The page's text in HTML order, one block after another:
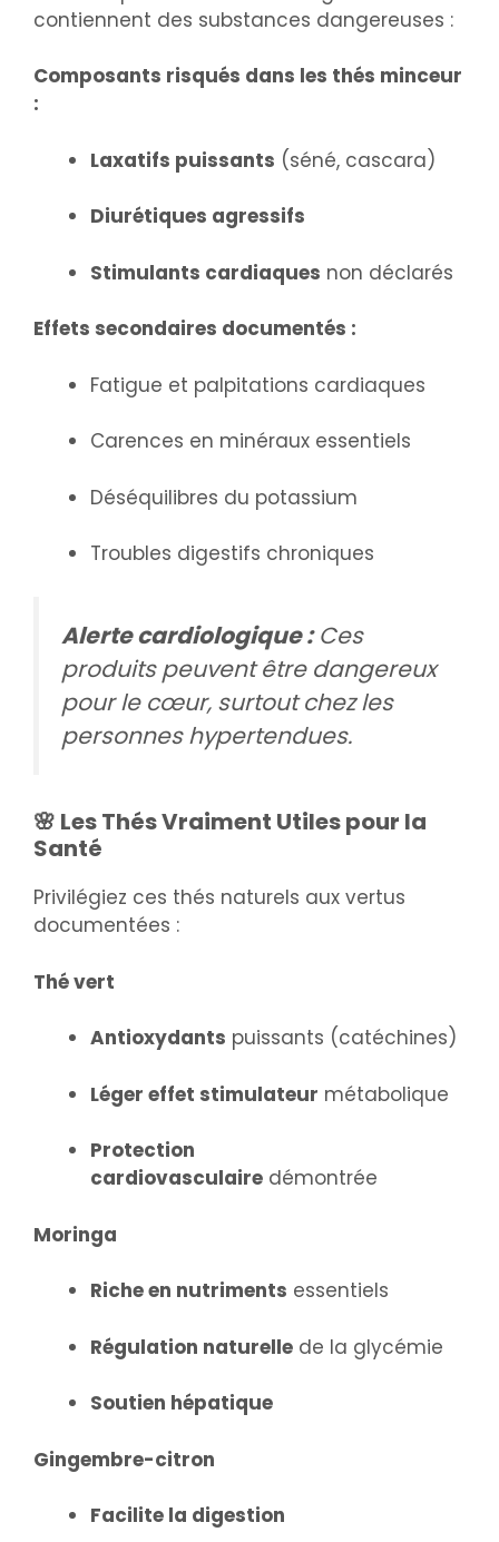
contiennent des substances dangereuses :
Composants risqués dans les thés minceur
:
Laxatifs puissants (séné, cascara)
Diurétiques agressifs
Stimulants cardiaques non déclarés
Effets secondaires documentés :
Fatigue et palpitations cardiaques
Carences en minéraux essentiels
Déséquilibres du potassium
Troubles digestifs chroniques
Alerte cardiologique :Ces
produits peuvent être dangereux
pour le cœur, surtout chez les
personnes hypertendues.
🌸 Les Thés Vraiment Utiles pour la
Santé
Privilégiez ces thés naturels aux vertus
documentées :
Thé vert
Antioxydants puissants (catéchines)
Léger effet stimulateur métabolique
Protection
cardiovasculaire démontrée
Moringa
Riche en nutriments essentiels
Régulation naturelle de la glycémie
Soutien hépatique
Gingembre-citron
Facilite la digestion